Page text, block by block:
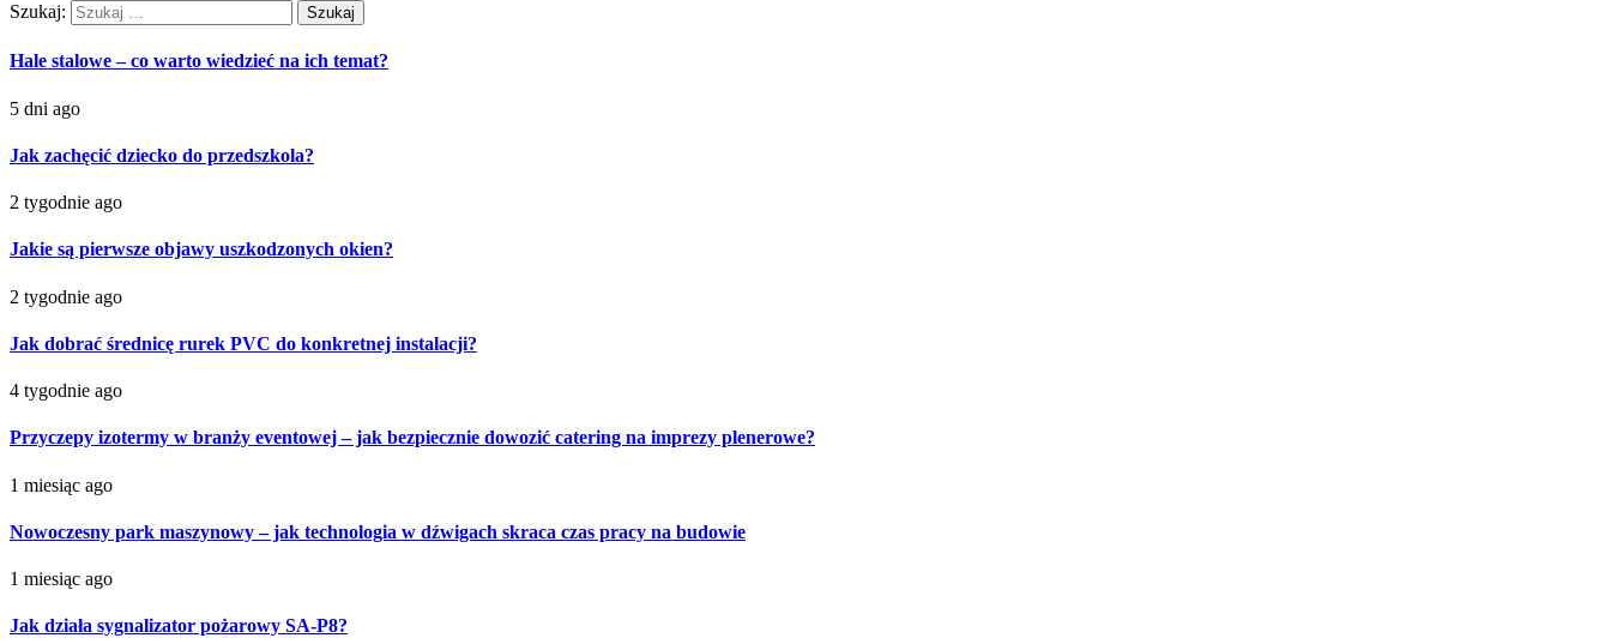
Szukaj:
Hale stalowe – co warto wiedzieć na ich temat?
5 dni ago
Jak zachęcić dziecko do przedszkola?
2 tygodnie ago
Jakie są pierwsze objawy uszkodzonych okien?
2 tygodnie ago
Jak dobrać średnicę rurek PVC do konkretnej instalacji?
4 tygodnie ago
Przyczepy izotermy w branży eventowej – jak bezpiecznie dowozić catering na imprezy plenerowe?
1 miesiąc ago
Nowoczesny park maszynowy – jak technologia w dźwigach skraca czas pracy na budowie
1 miesiąc ago
Jak działa sygnalizator pożarowy SA-P8?